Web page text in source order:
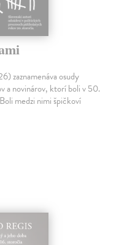
zaznamenáva osudy
a novinárov, ktorí boli v 50.
medzi nimi špičkoví